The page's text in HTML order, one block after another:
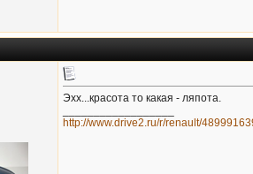
Эхх...красота то какая - ляпота.
http://www.drive2.ru/r/renault/